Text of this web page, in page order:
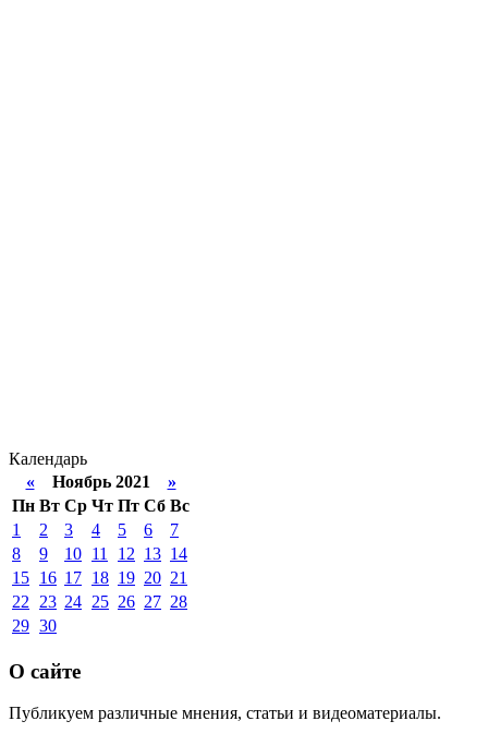
Календарь
«Ноябрь 2021 »
Пн Вт Ср Чт Пт Сб Вс
1
2 3 4 5 6
7
8
9 10 11 12 13 14
15 16 17 18 19 20 21
22
23 24 25 26 27 28
29 30
О сайте
Публикуем различные мнения, статьи и видеоматериалы.